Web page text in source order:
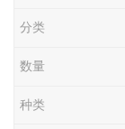
分类
数量
种类